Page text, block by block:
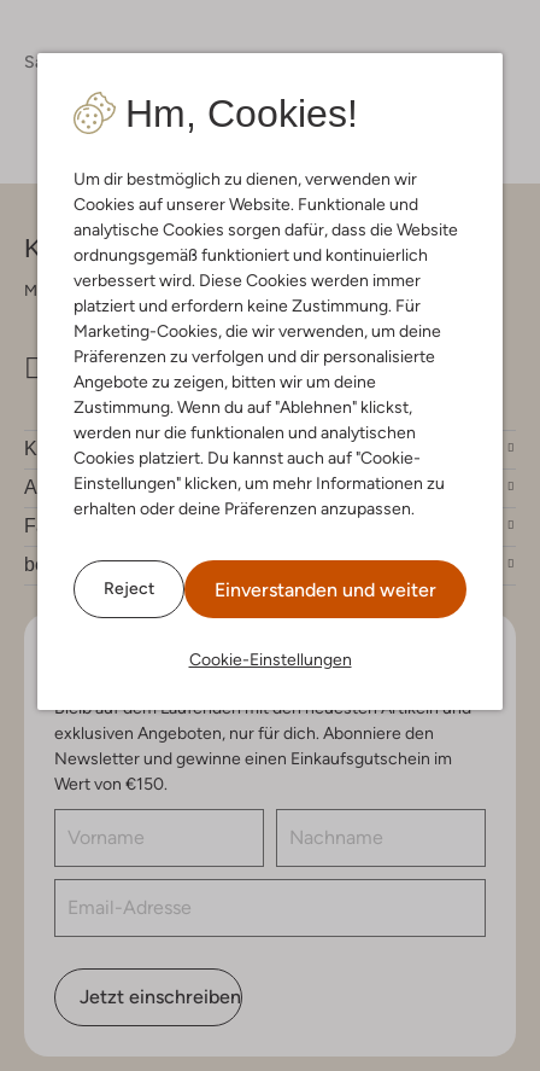
Hm, Cookies!
Um dir bestmöglich zu dienen, verwenden wir
Cookies auf unserer Website. Funktionale und
analytische Cookies sorgen dafür, dass die Website
ordnungsgemäß funktioniert und kontinuierlich
verbessert wird. Diese Cookies werden immer
platziert und erfordern keine Zustimmung. Für
Marketing-Cookies, die wir verwenden, um deine
Präferenzen zu verfolgen und dir personalisierte
Angebote zu zeigen, bitten wir um deine
Zustimmung. Wenn du auf "Ablehnen" klickst,
werden nur die funktionalen und analytischen
Cookies platziert. Du kannst auch auf "Cookie-
Einstellungen" klicken, um mehr Informationen zu
erhalten oder deine Präferenzen anzupassen.
Reject Einverstanden und weiter
Cookie-Einstellungen
Sale
Kontakt
Montag - Freitag 09:00 - 17:00 uur
info@omoda.de
Kundenservice
Account
Fashion News
bei Omoda
Lass uns in Kontakt bleiben
Bleib auf dem Laufenden mit den neuesten Artikeln und
exklusiven Angeboten, nur für dich. Abonniere den
Newsletter und gewinne einen Einkaufsgutschein im
Wert von €150.
Jetzt einschreiben